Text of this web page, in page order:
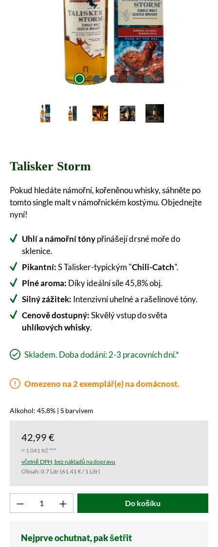
Talisker Storm
Pokud hledáte námořní, kořeněnou whisky, sáhněte po
tomto single malt v námořnickém kostýmu. Objednejte
nyní!
Uhlí a námořní tónypřinášejí drsné moře do
sklenice.
Pikantní:S Talisker-typickým "Chili-Catch".
Plné aroma: Díky ideální síle 45,8% obj.
Silný zážitek: Intenzivní uhelné a rašelinové tóny.
Cenově dostupný:Skvělý vstup do světa
uhlíkových whisky.
Skladem. Doba dodání: 2-3 pracovních dní.*
Omezeno na 2 exemplář(e) na domácnost.
Alkohol: 45.8% | S barvivem
42,99 €
≈ 1 041 Kč ***
včetně DPH, bez nákladů na dopravu
Obsah: 0.7 Litr(61,41 € / 1 Litr)
Produkt počet: Zadejte požadovanou
Do košíku
Nejprve ochutnat, pak šetřit